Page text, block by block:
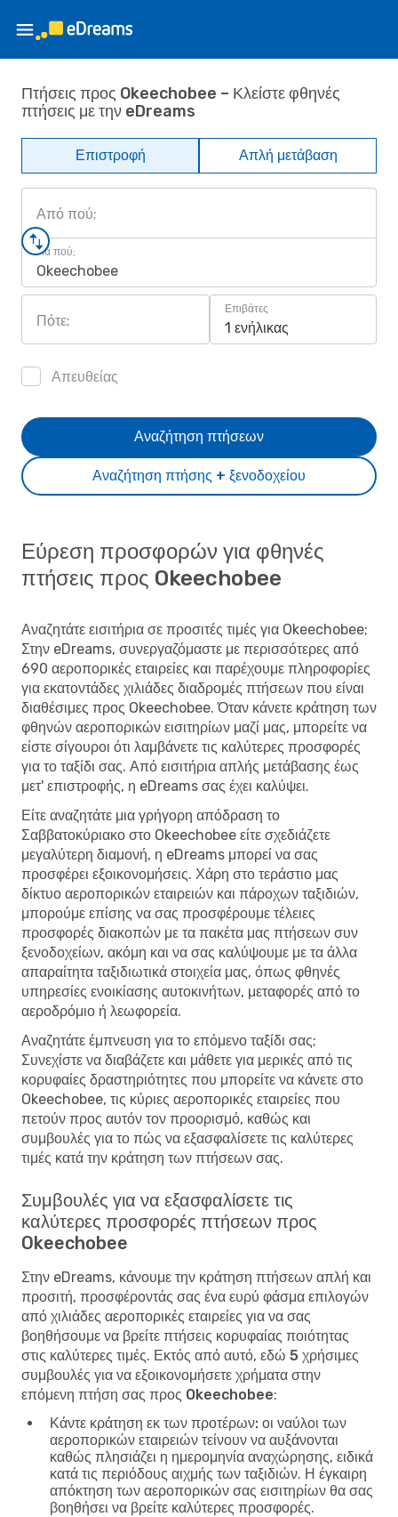
Πτήσεις προς Okeechobee – Κλείστε φθηνές
πτήσεις με την eDreams
Επιστροφή Απλή μετάβαση
Από πού;
Για πού;
Okeechobee
Πότε;
Επιβάτες
1 ενήλικας
Απευθείας
Αναζήτηση πτήσης + ξενοδοχείου
Αναζήτηση πτήσεων
Εύρεση προσφορών για φθηνές
πτήσεις προς Okeechobee
Αναζητάτε εισιτήρια σε προσιτές τιμές για Okeechobee;
Στην eDreams, συνεργαζόμαστε με περισσότερες από
690 αεροπορικές εταιρείες και παρέχουμε πληροφορίες
για εκατοντάδες χιλιάδες διαδρομές πτήσεων που είναι
διαθέσιμες προς Okeechobee. Όταν κάνετε κράτηση των
φθηνών αεροπορικών εισιτηρίων μαζί μας, μπορείτε να
είστε σίγουροι ότι λαμβάνετε τις καλύτερες προσφορές
για το ταξίδι σας. Από εισιτήρια απλής μετάβασης έως
μετ' επιστροφής, η eDreams σας έχει καλύψει.
Είτε αναζητάτε μια γρήγορη απόδραση το
Σαββατοκύριακο στο Okeechobee είτε σχεδιάζετε
μεγαλύτερη διαμονή, η eDreams μπορεί να σας
προσφέρει εξοικονομήσεις. Χάρη στο τεράστιο μας
δίκτυο αεροπορικών εταιρειών και πάροχων ταξιδιών,
μπορούμε επίσης να σας προσφέρουμε τέλειες
προσφορές διακοπών με τα πακέτα μας πτήσεων συν
ξενοδοχείων, ακόμη και να σας καλύψουμε με τα άλλα
απαραίτητα ταξιδιωτικά στοιχεία μας, όπως φθηνές
υπηρεσίες ενοικίασης αυτοκινήτων, μεταφορές από το
αεροδρόμιο ή λεωφορεία.
Αναζητάτε έμπνευση για το επόμενο ταξίδι σας;
Συνεχίστε να διαβάζετε και μάθετε για μερικές από τις
κορυφαίες δραστηριότητες που μπορείτε να κάνετε στο
Okeechobee, τις κύριες αεροπορικές εταιρείες που
πετούν προς αυτόν τον προορισμό, καθώς και
συμβουλές για το πώς να εξασφαλίσετε τις καλύτερες
τιμές κατά την κράτηση των πτήσεων σας.
Συμβουλές για να εξασφαλίσετε τις
καλύτερες προσφορές πτήσεων προς
Okeechobee
Στην eDreams, κάνουμε την κράτηση πτήσεων απλή και
προσιτή, προσφέροντάς σας ένα ευρύ φάσμα επιλογών
από χιλιάδες αεροπορικές εταιρείες για να σας
βοηθήσουμε να βρείτε πτήσεις κορυφαίας ποιότητας
στις καλύτερες τιμές. Εκτός από αυτό, εδώ 5 χρήσιμες
συμβουλές για να εξοικονομήσετε χρήματα στην
επόμενη πτήση σας προς Okeechobee:
Κάντε κράτηση εκ των προτέρων: οι ναύλοι των
αεροπορικών εταιρειών τείνουν να αυξάνονται
καθώς πλησιάζει η ημερομηνία αναχώρησης, ειδικά
κατά τις περιόδους αιχμής των ταξιδιών. Η έγκαιρη
απόκτηση των αεροπορικών σας εισιτηρίων θα σας
βοηθήσει να βρείτε καλύτερες προσφορές.